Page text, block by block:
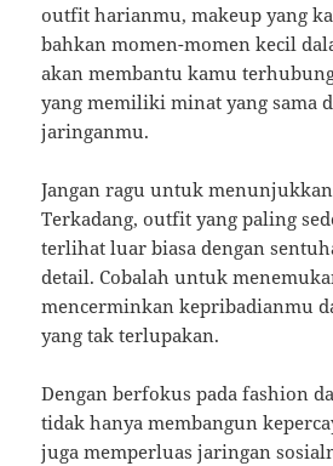
outfit harianmu, makeup yang
bahkan momen-momen kecil
akan membantu kamu
yang memiliki minat yang sama
jaringanmu.
Jangan ragu untuk
Terkadang, outfit yang paling
terlihat luar biasa dengan
detail. Cobalah untuk
mencerminkan kepribadianmu
yang tak terlupakan.
Dengan berfokus pada fashion
tidak hanya membangun
juga memperluas jaringan